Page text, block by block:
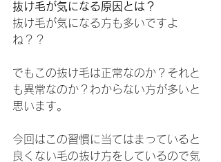
抜け毛が気になる原因とは？
抜け毛が気になる方も多いですよ
ね？？
でもこの抜け毛は正常なのか？それと
も異常なのか？わからない方が多いと
思います。
今回はこの習慣に当てはまっていると
良くない毛の抜け方をしているので気